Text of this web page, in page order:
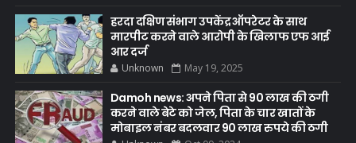
हरदा दक्षिण संभाग उपकेंद्र ऑपरेटर के साथ
मारपीट करने वाले आरोपी के खिलाफ एफ आई
आर दर्ज
Unknown May 19, 2025
Damoh news: अपने पिता से 90 लाख की ठगी
करने वाले बेटे को जेल, पिता के चार खातों के
मोबाइल नंबर बदलवार 90 लाख रुपये की ठगी